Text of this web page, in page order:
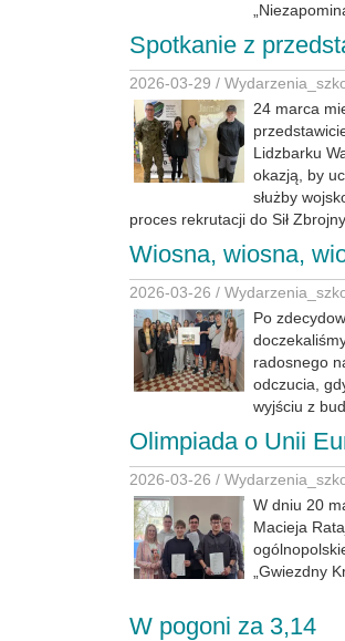
Spotkanie z
2026-03-29 /
24 marca
Lidzbarku
okazją, by
służby
proces rekrutacji do Sił
Wiosna, wiosna,
2026-03-26 /
Po
radosnego
odczucia,
wyjściu z
Olimpiada o Unii
2026-03-26 /
W dniu 20
Macieja
„Gwiezdny
W pogoni za 3,14